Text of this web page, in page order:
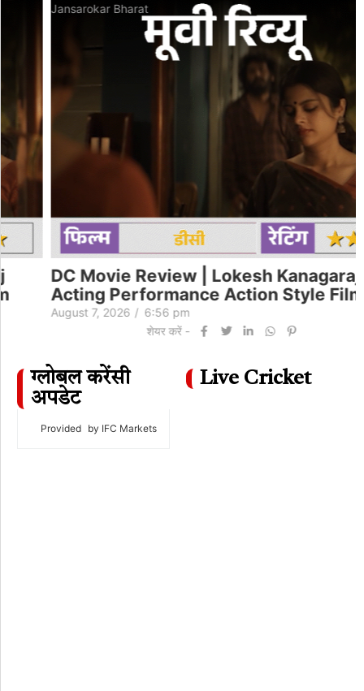
Jansarokar Bharat
DC Movie Review | Lokesh Kanagaraj
Acting Performance Action Style Film
August 7, 2026 / 6:56 pm
शेयर करें -
ग्लोबल करेंसी
अपडेट
Provided by IFC Markets
Live Cricket